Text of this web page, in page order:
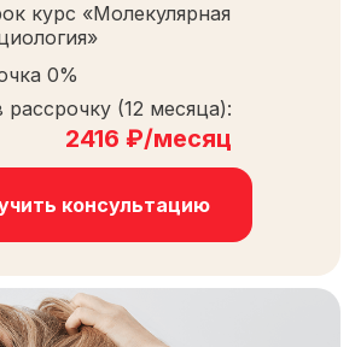
консультацию
курс «Молекулярная
0%
2416 ₽/месяц
рассрочку (12 месяца):